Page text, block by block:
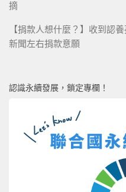
摘
【捐款人想什麼？】收到認
新聞左右捐款意願
認識永續發展，鎖定專欄！